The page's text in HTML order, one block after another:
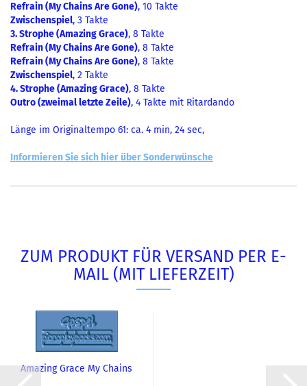
Refrain (My Chains Are Gone), 10 Takte
Zwischenspiel, 3 Takte
3. Strophe (Amazing Grace), 8 Takte
Refrain (My Chains Are Gone), 8 Takte
Refrain (My Chains Are Gone), 8 Takte
Zwischenspiel, 2 Takte
4. Strophe (Amazing Grace), 8 Takte
Outro (zweimal letzte Zeile), 4 Takte mit Ritardando
Länge im Originaltempo 61: ca. 4 min, 24 sec,
Informieren Sie sich hier über Sonderwünsche
ZUM PRODUKT FÜR VERSAND PER E-
MAIL (MIT LIEFERZEIT)
Amazing Grace My Chains